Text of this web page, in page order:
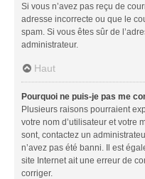
Si vous n’avez pas reçu de
adresse incorrecte ou que le
spam. Si vous êtes sûr de
administrateur.
Haut
Pourquoi ne puis-je pas me
Plusieurs raisons pourraient
votre nom d’utilisateur et votre
sont, contactez un
n’avez pas été banni. Il est
site Internet ait une erreur de
corriger.